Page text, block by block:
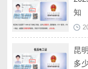
知
昆
多